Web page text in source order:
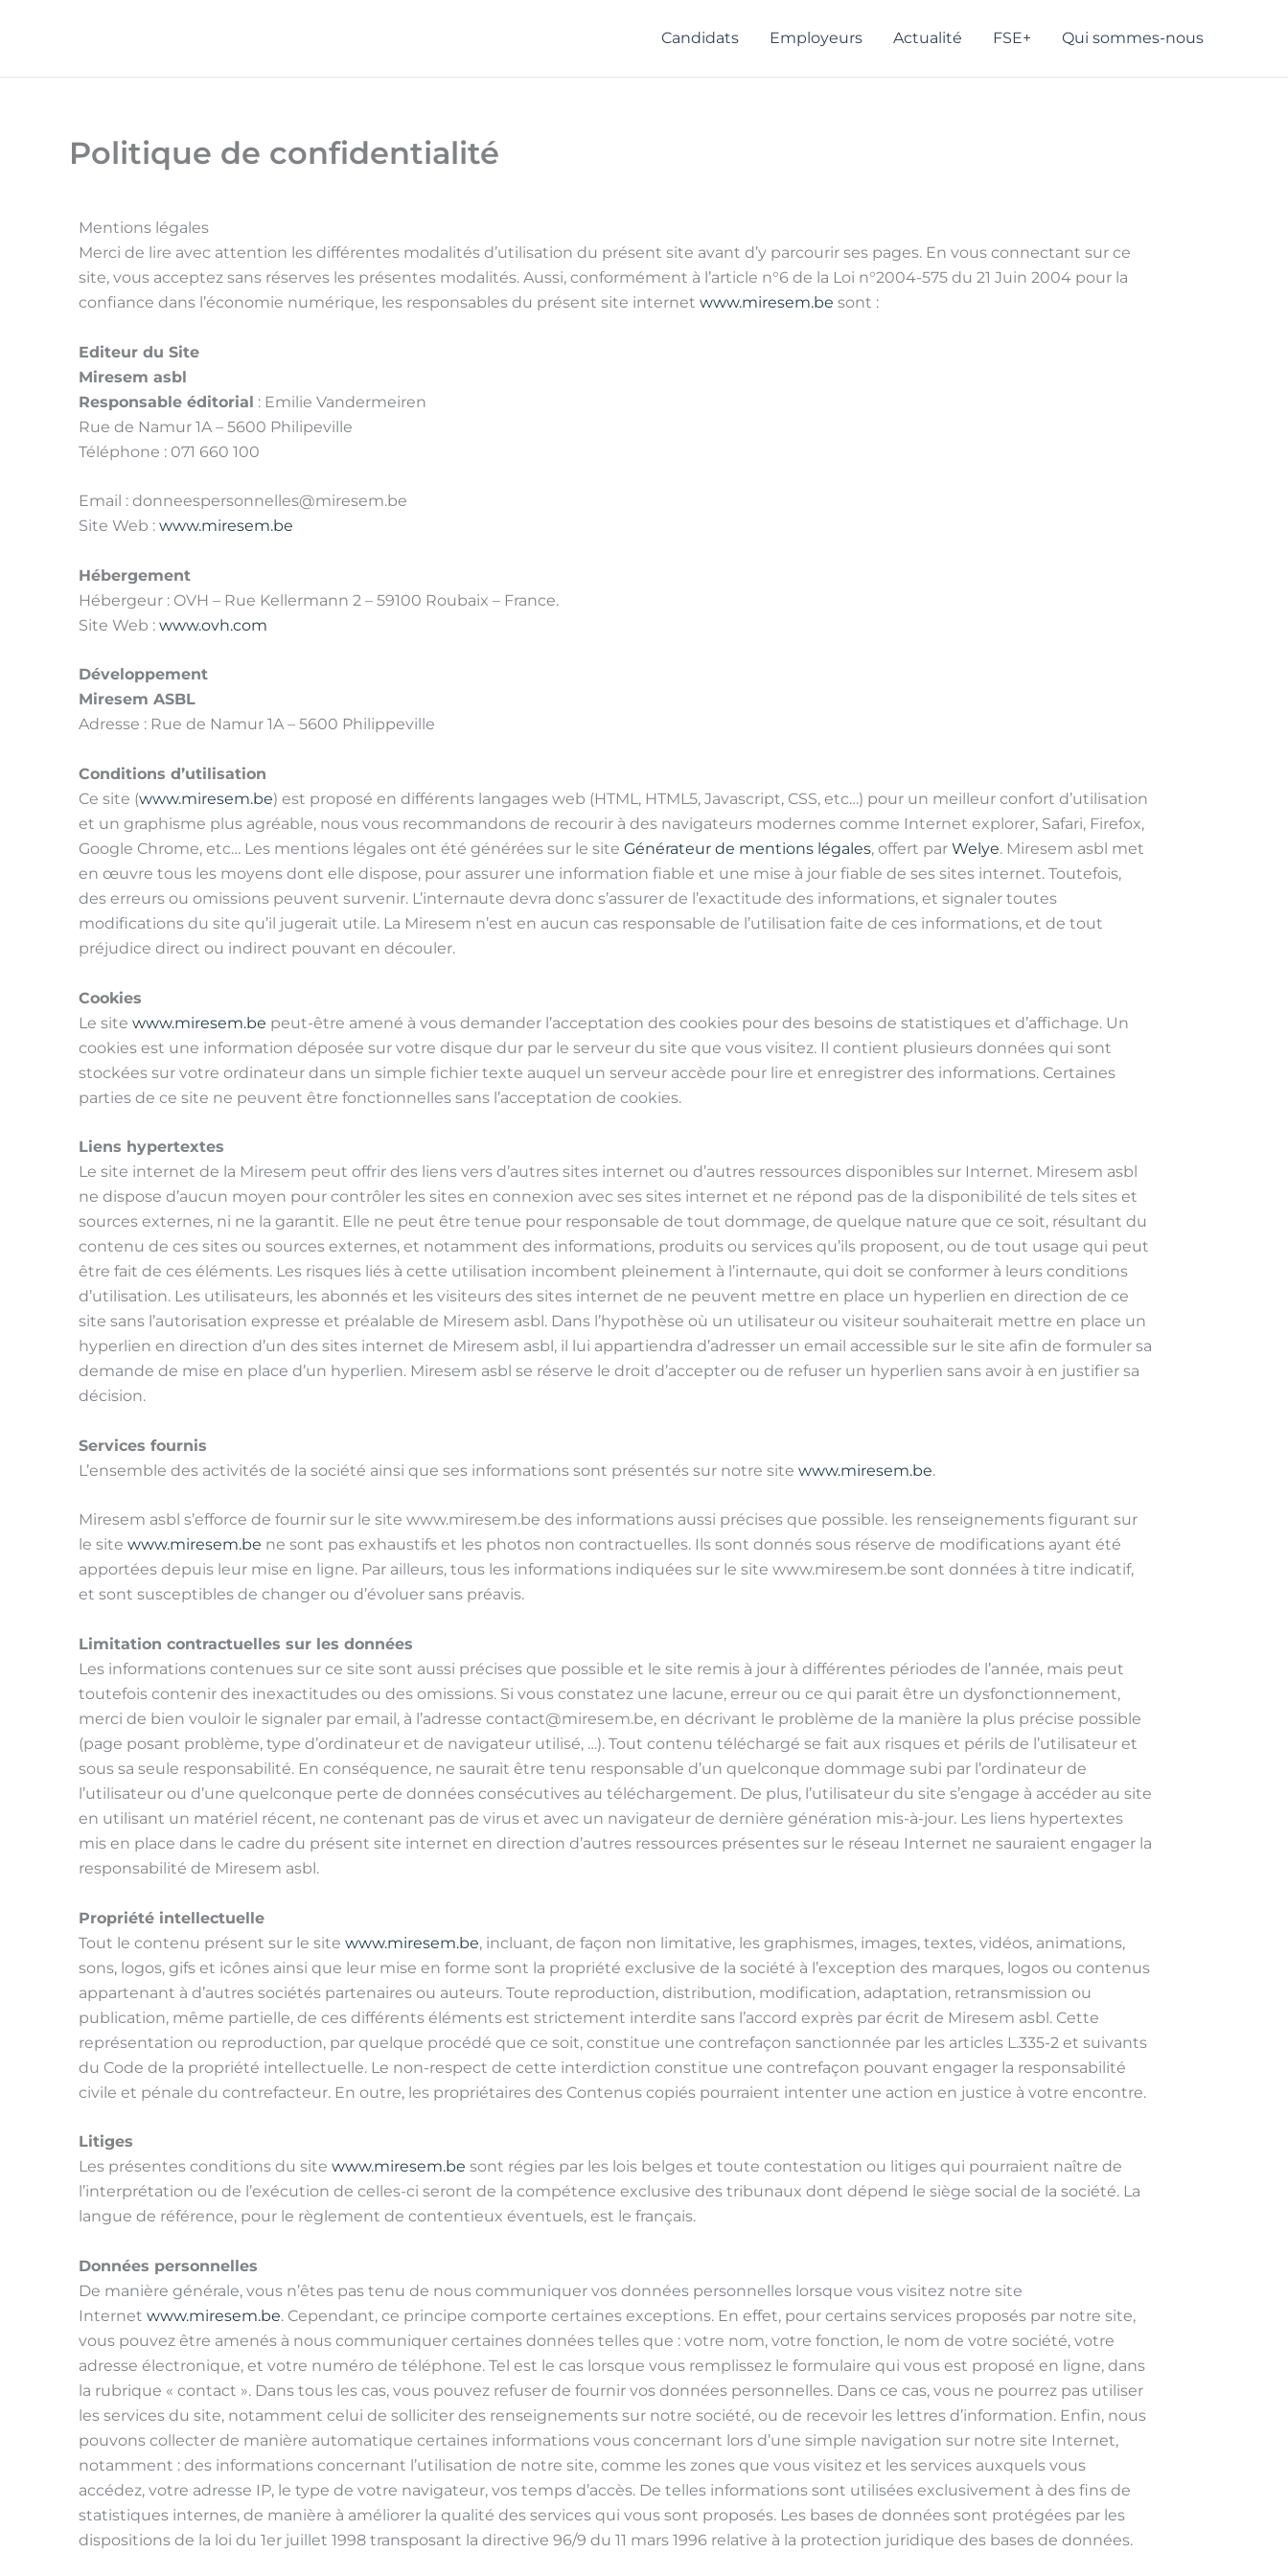
Candidats Employeurs Actualité FSE+ Qui sommes-nous
Politique de confidentialité
Mentions légales
Merci de lire avec attention les différentes modalités d’utilisation du présent site avant d’y parcourir ses pages. En vous connectant sur ce
site, vous acceptez sans réserves les présentes modalités. Aussi, conformément à l’article n°6 de la Loi n°2004-575 du 21 Juin 2004 pour la
confiance dans l’économie numérique, les responsables du présent site internet www.miresem.be sont :
Editeur du Site
Miresem asbl
Responsable éditorial : Emilie Vandermeiren
Rue de Namur 1A – 5600 Philipeville
Téléphone : 071 660 100
Email : donneespersonnelles@miresem.be
Site Web : www.miresem.be
Hébergement
Hébergeur : OVH – Rue Kellermann 2 – 59100 Roubaix – France.
Site Web : www.ovh.com
Développement
Miresem ASBL
Adresse : Rue de Namur 1A – 5600 Philippeville
Conditions d’utilisation
Ce site (www.miresem.be) est proposé en différents langages web (HTML, HTML5, Javascript, CSS, etc…) pour un meilleur confort d’utilisation
et un graphisme plus agréable, nous vous recommandons de recourir à des navigateurs modernes comme Internet explorer, Safari, Firefox,
Google Chrome, etc… Les mentions légales ont été générées sur le site Générateur de mentions légales, offert par Welye. Miresem asbl met
en œuvre tous les moyens dont elle dispose, pour assurer une information fiable et une mise à jour fiable de ses sites internet. Toutefois,
des erreurs ou omissions peuvent survenir. L’internaute devra donc s’assurer de l’exactitude des informations, et signaler toutes
modifications du site qu’il jugerait utile. La Miresem n’est en aucun cas responsable de l’utilisation faite de ces informations, et de tout
préjudice direct ou indirect pouvant en découler.
Cookies
Le site www.miresem.be peut-être amené à vous demander l’acceptation des cookies pour des besoins de statistiques et d’affichage. Un
cookies est une information déposée sur votre disque dur par le serveur du site que vous visitez. Il contient plusieurs données qui sont
stockées sur votre ordinateur dans un simple fichier texte auquel un serveur accède pour lire et enregistrer des informations. Certaines
parties de ce site ne peuvent être fonctionnelles sans l’acceptation de cookies.
Liens hypertextes
Le site internet de la Miresem peut offrir des liens vers d’autres sites internet ou d’autres ressources disponibles sur Internet. Miresem asbl
ne dispose d’aucun moyen pour contrôler les sites en connexion avec ses sites internet et ne répond pas de la disponibilité de tels sites et
sources externes, ni ne la garantit. Elle ne peut être tenue pour responsable de tout dommage, de quelque nature que ce soit, résultant du
contenu de ces sites ou sources externes, et notamment des informations, produits ou services qu’ils proposent, ou de tout usage qui peut
être fait de ces éléments. Les risques liés à cette utilisation incombent pleinement à l’internaute, qui doit se conformer à leurs conditions
d’utilisation. Les utilisateurs, les abonnés et les visiteurs des sites internet de ne peuvent mettre en place un hyperlien en direction de ce
site sans l’autorisation expresse et préalable de Miresem asbl. Dans l’hypothèse où un utilisateur ou visiteur souhaiterait mettre en place un
hyperlien en direction d’un des sites internet de Miresem asbl, il lui appartiendra d’adresser un email accessible sur le site afin de formuler sa
demande de mise en place d’un hyperlien. Miresem asbl se réserve le droit d’accepter ou de refuser un hyperlien sans avoir à en justifier sa
décision.
Services fournis
L’ensemble des activités de la société ainsi que ses informations sont présentés sur notre site www.miresem.be.
Miresem asbl s’efforce de fournir sur le site www.miresem.be des informations aussi précises que possible. les renseignements figurant sur
le site www.miresem.be ne sont pas exhaustifs et les photos non contractuelles. Ils sont donnés sous réserve de modifications ayant été
apportées depuis leur mise en ligne. Par ailleurs, tous les informations indiquées sur le site www.miresem.be sont données à titre indicatif,
et sont susceptibles de changer ou d’évoluer sans préavis.
Limitation contractuelles sur les données
Les informations contenues sur ce site sont aussi précises que possible et le site remis à jour à différentes périodes de l’année, mais peut
toutefois contenir des inexactitudes ou des omissions. Si vous constatez une lacune, erreur ou ce qui parait être un dysfonctionnement,
merci de bien vouloir le signaler par email, à l’adresse contact@miresem.be, en décrivant le problème de la manière la plus précise possible
(page posant problème, type d’ordinateur et de navigateur utilisé, …). Tout contenu téléchargé se fait aux risques et périls de l’utilisateur et
sous sa seule responsabilité. En conséquence, ne saurait être tenu responsable d’un quelconque dommage subi par l’ordinateur de
l’utilisateur ou d’une quelconque perte de données consécutives au téléchargement. De plus, l’utilisateur du site s’engage à accéder au site
en utilisant un matériel récent, ne contenant pas de virus et avec un navigateur de dernière génération mis-à-jour. Les liens hypertextes
mis en place dans le cadre du présent site internet en direction d’autres ressources présentes sur le réseau Internet ne sauraient engager la
responsabilité de Miresem asbl.
Propriété intellectuelle
Tout le contenu présent sur le site www.miresem.be, incluant, de façon non limitative, les graphismes, images, textes, vidéos, animations,
sons, logos, gifs et icônes ainsi que leur mise en forme sont la propriété exclusive de la société à l’exception des marques, logos ou contenus
appartenant à d’autres sociétés partenaires ou auteurs. Toute reproduction, distribution, modification, adaptation, retransmission ou
publication, même partielle, de ces différents éléments est strictement interdite sans l’accord exprès par écrit de Miresem asbl. Cette
représentation ou reproduction, par quelque procédé que ce soit, constitue une contrefaçon sanctionnée par les articles L.335-2 et suivants
du Code de la propriété intellectuelle. Le non-respect de cette interdiction constitue une contrefaçon pouvant engager la responsabilité
civile et pénale du contrefacteur. En outre, les propriétaires des Contenus copiés pourraient intenter une action en justice à votre encontre.
Litiges
Les présentes conditions du site www.miresem.be sont régies par les lois belges et toute contestation ou litiges qui pourraient naître de
l’interprétation ou de l’exécution de celles-ci seront de la compétence exclusive des tribunaux dont dépend le siège social de la société. La
langue de référence, pour le règlement de contentieux éventuels, est le français.
Données personnelles
De manière générale, vous n’êtes pas tenu de nous communiquer vos données personnelles lorsque vous visitez notre site
Internet www.miresem.be. Cependant, ce principe comporte certaines exceptions. En effet, pour certains services proposés par notre site,
vous pouvez être amenés à nous communiquer certaines données telles que : votre nom, votre fonction, le nom de votre société, votre
adresse électronique, et votre numéro de téléphone. Tel est le cas lorsque vous remplissez le formulaire qui vous est proposé en ligne, dans
la rubrique « contact ». Dans tous les cas, vous pouvez refuser de fournir vos données personnelles. Dans ce cas, vous ne pourrez pas utiliser
les services du site, notamment celui de solliciter des renseignements sur notre société, ou de recevoir les lettres d’information. Enfin, nous
pouvons collecter de manière automatique certaines informations vous concernant lors d’une simple navigation sur notre site Internet,
notamment : des informations concernant l’utilisation de notre site, comme les zones que vous visitez et les services auxquels vous
accédez, votre adresse IP, le type de votre navigateur, vos temps d’accès. De telles informations sont utilisées exclusivement à des fins de
statistiques internes, de manière à améliorer la qualité des services qui vous sont proposés. Les bases de données sont protégées par les
dispositions de la loi du 1er juillet 1998 transposant la directive 96/9 du 11 mars 1996 relative à la protection juridique des bases de données.